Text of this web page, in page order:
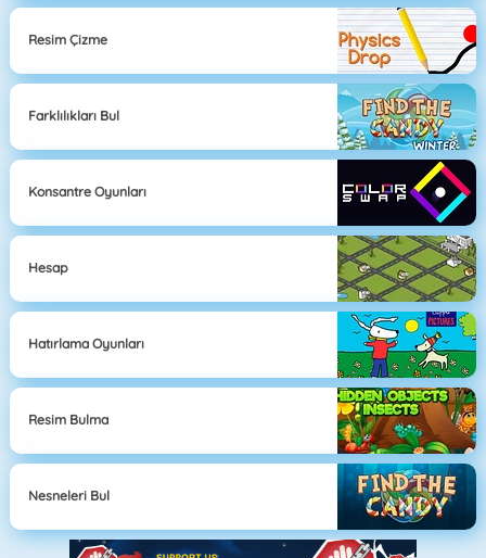
Resim Çizme
Farklılıkları Bul
Konsantre Oyunları
Hesap
Hatırlama Oyunları
Resim Bulma
Nesneleri Bul